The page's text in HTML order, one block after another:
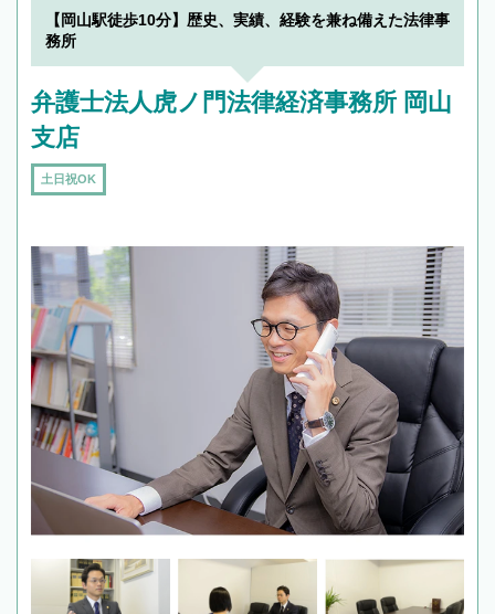
でフィーリングも重要です。実際に電話や面談
で複数の弁護士と会話をしてウマが合う方に依
【岡山駅徒歩10分】歴史、実績、経験を兼ね備えた法律事
務所
弁護士法人虎ノ門法律経済事務所 岡山
支店
土日祝OK